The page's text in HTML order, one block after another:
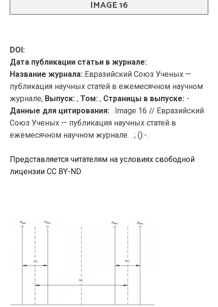
IMAGE 16
DOI:
Дата публикации статьи в журнале:
Название журнала: Евразийский Союз Ученых —
публикация научных статей в ежемесячном научном
журнале, Выпуск: , Том: , Страницы в выпуске: -
Данные для цитирования: . Image 16 // Евразийский
Союз Ученых — публикация научных статей в
ежемесячном научном журнале. . ; ():-.
Представляется читателям на условиях свободной
лицензии CC BY-ND